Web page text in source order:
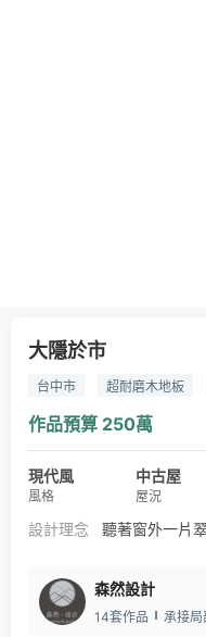
大隱於市
台中市 超耐磨木地板
作品預算 250萬
現代風
風格
中古屋
屋況
設計理念 聽著窗外一片
森然設計
14套作品
承接局